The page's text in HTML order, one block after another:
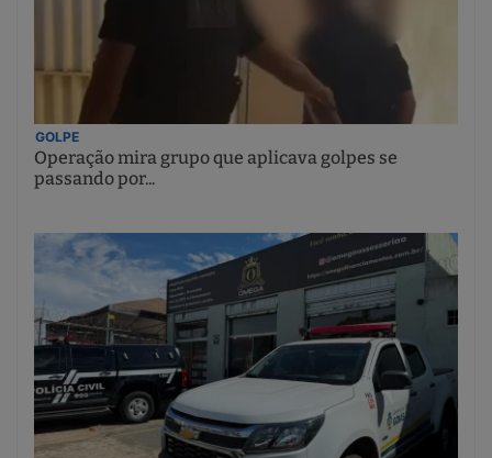
GOLPE
Operação mira grupo que aplicava golpes se
passando por...